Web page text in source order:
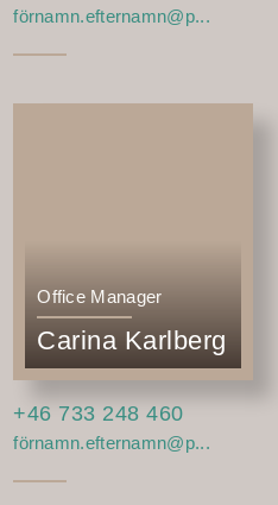
förnamn.efternamn@p...
Office Manager
Carina Karlberg
+46 733 248 460
förnamn.efternamn@p...